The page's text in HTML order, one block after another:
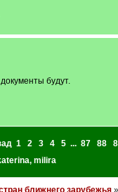
будут.
1 2 3 4 5 ... 87 88
, milira
ближнего зарубежья»